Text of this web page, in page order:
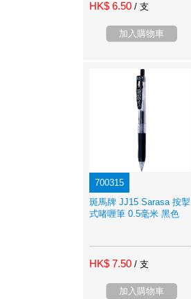
HK$ 6.50 / 支
加入購物車
700315
斑馬牌 JJ15 Sarasa 按掣
式啫喱筆 0.5毫米 黑色
HK$ 7.50 / 支
加入購物車